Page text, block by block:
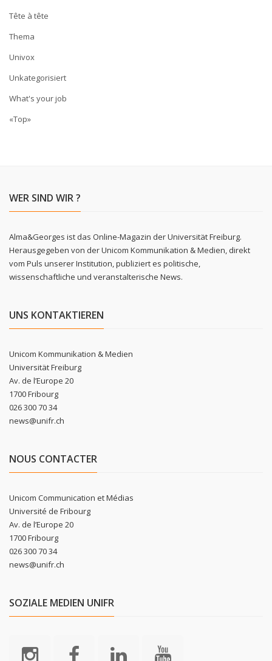
Tête à tête
Thema
Univox
Unkategorisiert
What's your job
«Top»
WER SIND WIR ?
Alma&Georges ist das Online-Magazin der Universität Freiburg.
Herausgegeben von der Unicom Kommunikation & Medien, direkt
vom Puls unserer Institution, publiziert es politische,
wissenschaftliche und veranstalterische News.
UNS KONTAKTIEREN
Unicom Kommunikation & Medien
Universität Freiburg
Av. de l’Europe 20
1700 Fribourg
026 300 70 34
news@unifr.ch
NOUS CONTACTER
Unicom Communication et Médias
Université de Fribourg
Av. de l’Europe 20
1700 Fribourg
026 300 70 34
news@unifr.ch
SOZIALE MEDIEN UNIFR